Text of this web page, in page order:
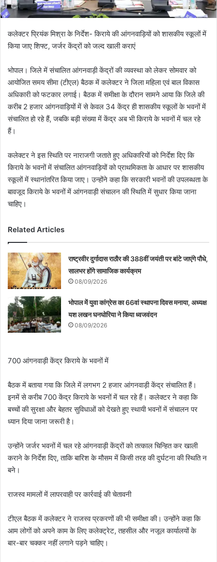
कलेक्टर प्रियंक मिश्रा के निर्देश- किराये की आंगनवाड़ियों को शासकीय स्कूलों में
किया जाए शिफ्ट, जर्जर केंद्रों को जल्द खाली कराएं
भोपाल। जिले में संचालित आंगनवाड़ी केंद्रों की व्यवस्था को लेकर सोमवार को
आयोजित समय सीमा (टीएल) बैठक में कलेक्टर ने जिला महिला एवं बाल विकास
अधिकारी को फटकार लगाई। बैठक में समीक्षा के दौरान सामने आया कि जिले की
करीब 2 हजार आंगनवाड़ियों में से केवल 34 केंद्र ही शासकीय स्कूलों के भवनों में
संचालित हो रहे हैं, जबकि बड़ी संख्या में केंद्र अब भी किराये के भवनों में चल रहे
हैं।
कलेक्टर ने इस स्थिति पर नाराजगी जताते हुए अधिकारियों को निर्देश दिए कि
किराये के भवनों में संचालित आंगनवाड़ियों को प्राथमिकता के आधार पर शासकीय
स्कूलों में स्थानांतरित किया जाए। उन्होंने कहा कि सरकारी भवनों की उपलब्धता के
बावजूद किराये के भवनों में आंगनवाड़ी संचालन की स्थिति में सुधार किया जाना
चाहिए।
Related Articles
राष्ट्रवीर दुर्गादास राठौर की 388वीं जयंती पर बांटे जाएंगे पौधे,
सालभर होंगे सामाजिक कार्यक्रम
08/09/2026
भोपाल में युवा कांग्रेस का 66वां स्थापना दिवस मनाया, अध्यक्ष
यश लखन घनघोरिया ने किया ध्वजवंदन
08/09/2026
700 आंगनवाड़ी केंद्र किराये के भवनों में
बैठक में बताया गया कि जिले में लगभग 2 हजार आंगनवाड़ी केंद्र संचालित हैं।
इनमें से करीब 700 केंद्र किराये के भवनों में चल रहे हैं। कलेक्टर ने कहा कि
बच्चों की सुरक्षा और बेहतर सुविधाओं को देखते हुए स्थायी भवनों में संचालन पर
ध्यान दिया जाना जरूरी है।
उन्होंने जर्जर भवनों में चल रहे आंगनवाड़ी केंद्रों को तत्काल चिन्हित कर खाली
कराने के निर्देश दिए, ताकि बारिश के मौसम में किसी तरह की दुर्घटना की स्थिति न
बने।
राजस्व मामलों में लापरवाही पर कार्रवाई की चेतावनी
टीएल बैठक में कलेक्टर ने राजस्व प्रकरणों की भी समीक्षा की। उन्होंने कहा कि
आम लोगों को अपने काम के लिए कलेक्ट्रेट, तहसील और नजूल कार्यालयों के
बार-बार चक्कर नहीं लगाने पड़ने चाहिए।